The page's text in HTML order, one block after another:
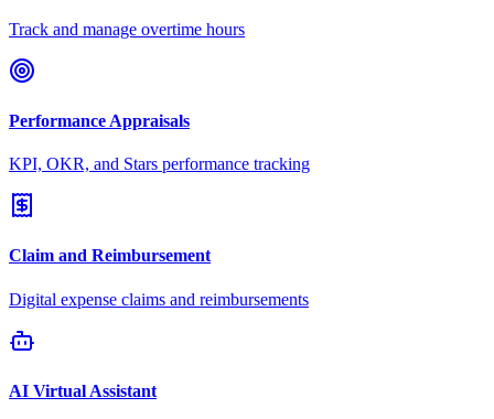
Track and manage overtime hours
Performance Appraisals
KPI, OKR, and Stars performance tracking
Claim and Reimbursement
Digital expense claims and reimbursements
AI Virtual Assistant